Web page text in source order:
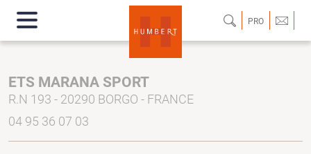
PRO
ETS MARANA SPORT
R.N 193 - 20290 BORGO - FRANCE
04 95 36 07 03